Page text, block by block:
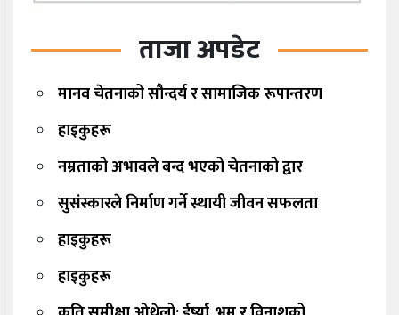
ताजा अपडेट
मानव चेतनाको सौन्दर्य र सामाजिक रूपान्तरण
हाइकुहरू
नम्रताको अभावले बन्द भएको चेतनाको द्वार
सुसंस्कारले निर्माण गर्ने स्थायी जीवन सफलता
हाइकुहरू
हाइकुहरू